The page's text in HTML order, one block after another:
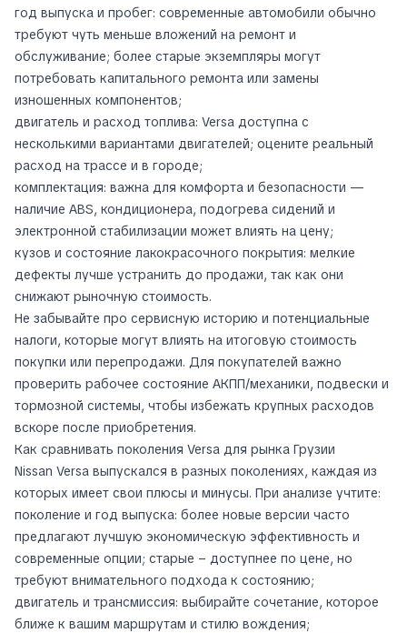
год выпуска и пробег: современные автомобили обычно
требуют чуть меньше вложений на ремонт и
обслуживание; более старые экземпляры могут
потребовать капитального ремонта или замены
изношенных компонентов;
двигатель и расход топлива: Versa доступна с
несколькими вариантами двигателей; оцените реальный
расход на трассе и в городе;
комплектация: важна для комфорта и безопасности —
наличие ABS, кондиционера, подогрева сидений и
электронной стабилизации может влиять на цену;
кузов и состояние лакокрасочного покрытия: мелкие
дефекты лучше устранить до продажи, так как они
снижают рыночную стоимость.
Не забывайте про сервисную историю и потенциальные
налоги, которые могут влиять на итоговую стоимость
покупки или перепродажи. Для покупателей важно
проверить рабочее состояние АКПП/механики, подвески и
тормозной системы, чтобы избежать крупных расходов
вскоре после приобретения.
Как сравнивать поколения Versa для рынка Грузии
Nissan Versa выпускался в разных поколениях, каждая из
которых имеет свои плюсы и минусы. При анализе учтите:
поколение и год выпуска: более новые версии часто
предлагают лучшую экономическую эффективность и
современные опции; старые – доступнее по цене, но
требуют внимательного подхода к состоянию;
двигатель и трансмиссия: выбирайте сочетание, которое
ближе к вашим маршрутам и стилю вождения;